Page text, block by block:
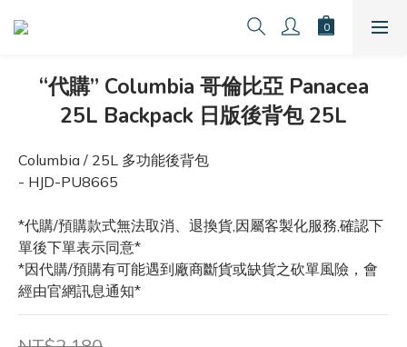
“代購” Columbia 哥倫比亞 Panacea
25L Backpack 日版後背包 25L
Columbia / 25L 多功能後背包
- HJD-PU8665
*代購/預購款式無法取消、退換貨,因屬客製化服務,確認下
單後下單表示同意*
*因代購/預購有可能遇到廠商斷貨或缺貨之砍單風險，會
經由官網訊息通知*